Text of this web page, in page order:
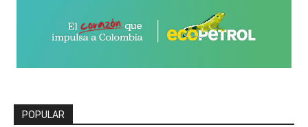
POPULAR